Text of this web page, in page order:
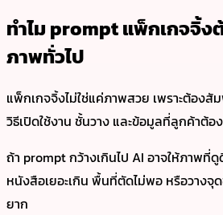
ทำไม prompt แพ็กเกจจิ้ง
ภาพทั่วไป
แพ็กเกจจิ้งไม่ใช่แค่ภาพสวย เพราะต้อง
วิธีเปิดใช้งาน ชั้นวาง และข้อมูลที่ลูกค้าต้
ถ้า prompt กว้างเกินไป AI อาจให้ภาพที่
หนังสือเยอะเกิน พื้นที่ตัดไม่พอ หรือวางจุ
ยาก